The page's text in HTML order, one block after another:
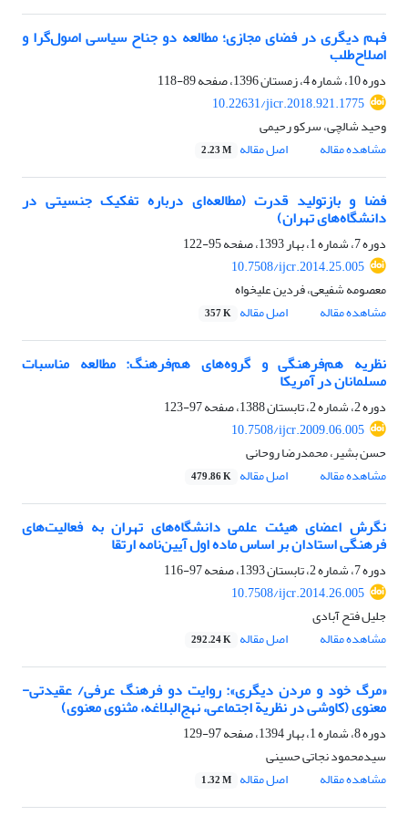
فهم دیگری در فضای مجازی؛ مطالعه دو جناح سیاسی اصول‌گرا و
اصلاح‌طلب
دوره 10، شماره 4، زمستان 1396، صفحه
89-118
10.22631/jicr.2018.921.1775
وحید شالچی، سرکو رحیمی
مشاهده مقاله
اصل مقاله 2.23 M
فضا و بازتولید قدرت (مطالعه‌ای درباره تفکیک جنسیتی در
دانشگاه‌های تهران)
دوره 7، شماره 1، بهار 1393، صفحه
95-122
10.7508/ijcr.2014.25.005
معصومه شفیعی، فردین علیخواه
مشاهده مقاله
اصل مقاله 357 K
نظریه هم‌فرهنگی و گروه‌های هم‌فرهنگ: مطالعه مناسبات
مسلمانان در آمریکا
دوره 2، شماره 2، تابستان 1388، صفحه
97-123
10.7508/ijcr.2009.06.005
حسن بشیر، محمدرضا روحانی
مشاهده مقاله
اصل مقاله 479.86 K
نگرش اعضای هیئت علمی دانشگاه‌های تهران به فعالیت‌های
فرهنگی استادان بر اساس ماده اول آیین‌نامه ارتقا
دوره 7، شماره 2، تابستان 1393، صفحه
97-116
10.7508/ijcr.2014.26.005
جلیل فتح آبادی
مشاهده مقاله
اصل مقاله 292.24 K
«مرگ خود و مردن دیگری»: روایت دو فرهنگ عرفی/ عقیدتی-‌
معنوی (کاوشی در نظریة اجتماعی، نهج‌البلاغه، مثنوی معنوی)
دوره 8، شماره 1، بهار 1394، صفحه
97-129
سیدمحمود نجاتی حسینی
مشاهده مقاله
اصل مقاله 1.32 M